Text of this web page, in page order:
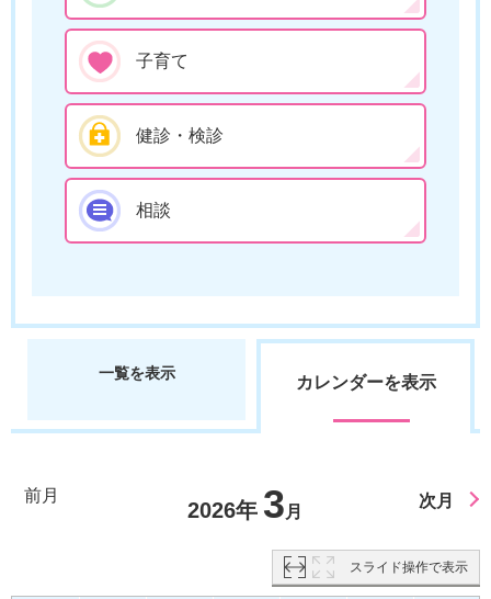
子育て
健診・検診
相談
一覧を表示 カレンダーを表示
前月
2026年 3 月
次月
スライド操作で表示